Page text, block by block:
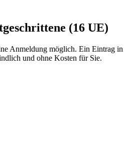
(16 UE)
Anmeldung möglich. Ein Eintrag in
und ohne Kosten für Sie.